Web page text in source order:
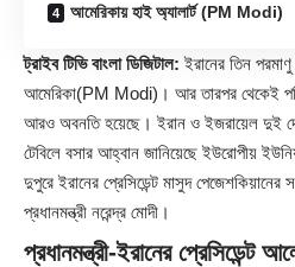
আমেরিকায় হাই অ্যালার্ট (PM Modi)
ট্রাইব টিভি বাংলা ডিজিটাল:ইরানের তিন পরমাণু
আমেরিকা(PM Modi)। আর তারপর থেকেই
আরও অবনতি হয়েছে। ইরান ও ইজরায়েল দুই
টেবিলে বসার আহ্বান জানিয়েছে ইউরোপীয়
দুপুরে ইরানের প্রেসিডেন্ট মাসুদ
প্রধানমন্ত্রী নরেন্দ্র মোদী।
প্রধানমন্ত্রী-ইরানের